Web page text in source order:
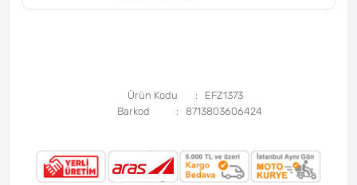
Ürün Kodu
EFZ1373
Barkod
8713803606424